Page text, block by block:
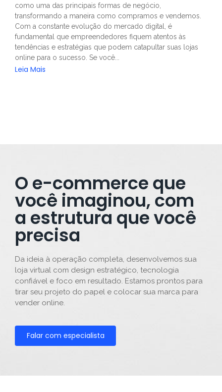
como uma das principais formas de negócio,
transformando a maneira como compramos e vendemos.
Com a constante evolução do mercado digital, é
fundamental que empreendedores fiquem atentos às
tendências e estratégias que podem catapultar suas lojas
online para o sucesso. Se você...
Leia Mais
O e-commerce que
você imaginou, com
a estrutura que você
precisa
Da ideia à operação completa, desenvolvemos sua
loja virtual com design estratégico, tecnologia
confiável e foco em resultado. Estamos prontos para
tirar seu projeto do papel e colocar sua marca para
vender online.
Falar com especialista